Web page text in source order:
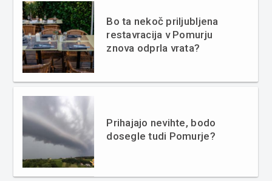
Bo ta nekoč priljubljena
restavracija v Pomurju
znova odprla vrata?
Prihajajo nevihte, bodo
dosegle tudi Pomurje?